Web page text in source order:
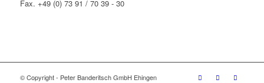
Fax. +49 (0) 73 91 / 70 39 - 30
© Copyright - Peter Banderitsch GmbH Ehingen